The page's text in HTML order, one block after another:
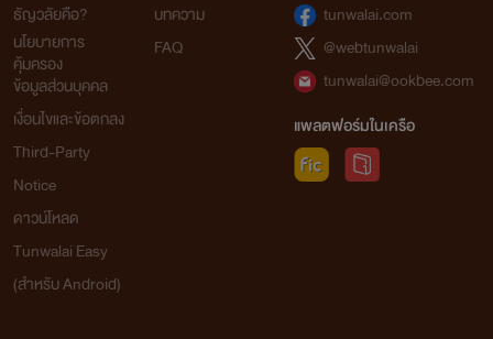
ธัญวลัยคือ?
นโยบายการ
คุ้มครอง
ข้อมูลส่วนบุคคล
เงื่อนไขและข้อตกลง
Third-Party
Notice
ดาวน์โหลด
Tunwalai Easy
(สำหรับ Android)
บทความ
FAQ
tunwalai.com
@webtunwalai
tunwalai@ookbee.com
แพลตฟอร์มในเครือ